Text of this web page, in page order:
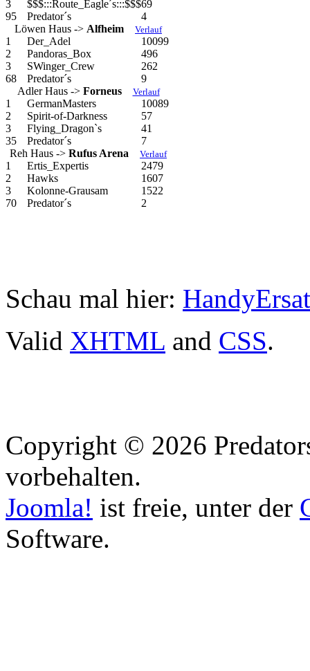
3 $$$:::Route_Eagle´s:::$$$69
95
Predator´s
4
Löwen Haus -> Alfheim Verlauf
1 Der_Adel
10099
2
Pandoras_Box
496
3
SWinger_Crew
262
68
Predator´s
9
Adler Haus -> Forneus Verlauf
1 GermanMasters
10089
2
Spirit-of-Darkness
57
3
Flying_Dragon`s
41
35
Predator´s
7
Reh Haus -> Rufus Arena Verlauf
1 Ertis_Expertis
2479
2
Hawks
1607
3
Kolonne-Grausam
1522
70
Predator´s 2
Schau mal hier:
Valid XHTML and CSS.
Copyright © 2026
vorbehalten.
Joomla! ist freie, unter der
Software.